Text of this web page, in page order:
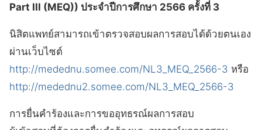
Part III (MEQ)) ประจำปีการศึกษา 2566 ครั้งที่ 3
นิสิตแพทย์สามารถเข้าตรวจสอบผลการสอบได้ด้วยตนเอง
ผ่านเว็บไซต์
http://medednu.somee.com/NL3_MEQ_2566-3 หรือ
http://medednu2.somee.com/NL3_MEQ_2566-3
การยื่นคำร้องและการขออุทธรณ์ผลการสอบ